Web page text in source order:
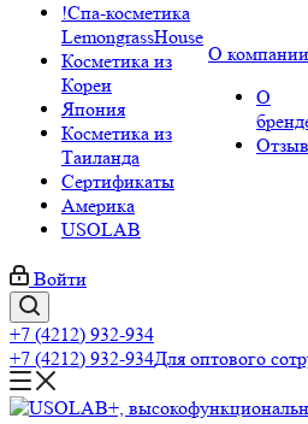
!Спа-косметика
LemongrassHouse
Косметика из
Кореи
Япония
Косметика из
Таиланда
Сертификаты
Америка
USOLAB
О компании
О
Войти
+7 (4212) 932-934
+7 (4212) 932-934Для оптового